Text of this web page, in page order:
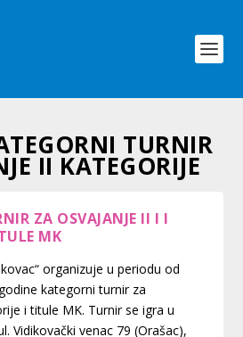
TURNIR
II KATEGORIJE
ZA OSVAJANJE II I I
MK
organizuje u periodu od
kategorni turnir za
i titule MK. Turnir se igra u
Vidikovački venac 79 (Orašac),